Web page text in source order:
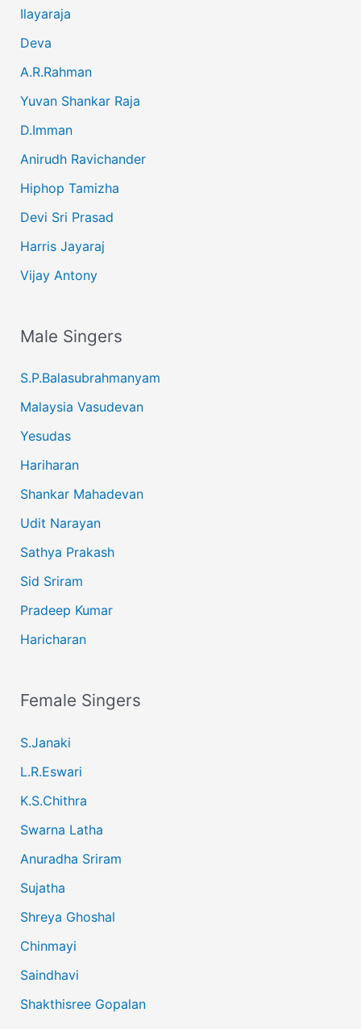
Ilayaraja
Deva
A.R.Rahman
Yuvan Shankar Raja
D.Imman
Anirudh Ravichander
Hiphop Tamizha
Devi Sri Prasad
Harris Jayaraj
Vijay Antony
Male Singers
S.P.Balasubrahmanyam
Malaysia Vasudevan
Yesudas
Hariharan
Shankar Mahadevan
Udit Narayan
Sathya Prakash
Sid Sriram
Pradeep Kumar
Haricharan
Female Singers
S.Janaki
L.R.Eswari
K.S.Chithra
Swarna Latha
Anuradha Sriram
Sujatha
Shreya Ghoshal
Chinmayi
Saindhavi
Shakthisree Gopalan